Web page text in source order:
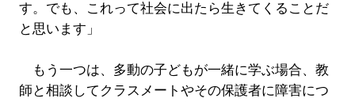
す。でも、これって社会に出たら生きてくることだ
と思います」
もう一つは、多動の子どもが一緒に学ぶ場合、教
師と相談してクラスメートやその保護者に障害につ